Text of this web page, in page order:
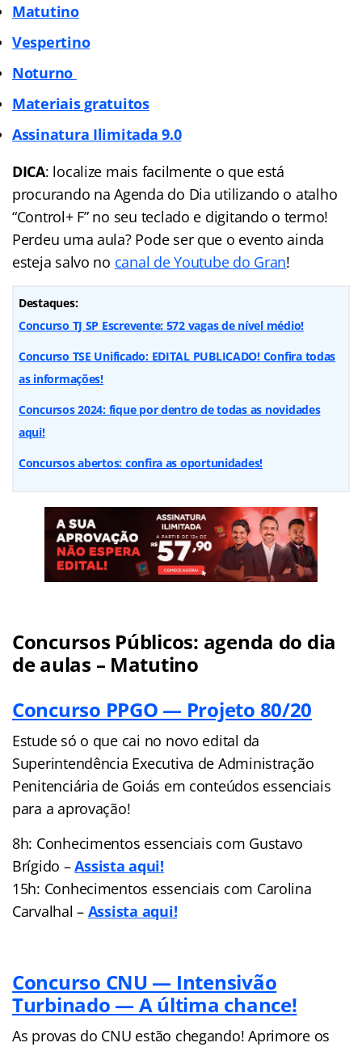
Matutino
Vespertino
Noturno
Materiais gratuitos
Assinatura Ilimitada9.0
DICA: localize mais facilmente o que está
procurando na Agenda do Dia utilizando o atalho
“Control+ F” no seu teclado e digitando o termo!
Perdeu uma aula? Pode ser que o evento ainda
esteja salvo no canal de Youtube do Gran!
Destaques:
Concurso TJ SP Escrevente: 572 vagas de nível médio!
Concurso TSE Unificado: EDITAL PUBLICADO! Confira todas
as informações!
Concursos 2024: fique por dentro de todas as novidades
aqui!
Concursos abertos: confira as oportunidades!
Concursos Públicos: agenda do dia
de aulas – Matutino
Concurso PPGO — Projeto 80/20
Estude só o que cai no novo edital da
Superintendência Executiva de Administração
Penitenciária de Goiás em conteúdos essenciais
para a aprovação!
8h: Conhecimentos essenciais com Gustavo
Brígido –Assista aqui!
15h: Conhecimentos essenciais com Carolina
Carvalhal – Assista aqui!
Concurso CNU — Intensivão
Turbinado — A última chance!
As provas do CNU estão chegando! Aprimore os